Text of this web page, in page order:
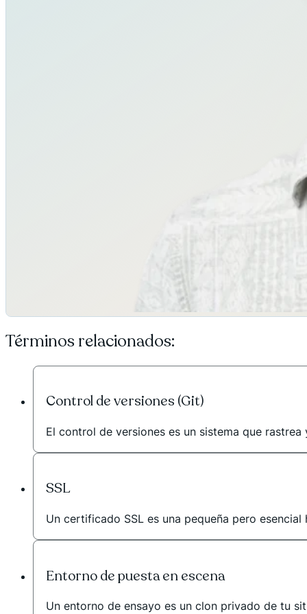
Términos relacionados:
Control de versiones (Git)
El control de versiones es un sistema que
SSL
Un certificado SSL es una pequeña pero
Entorno de puesta en escena
Un entorno de ensayo es un clon privado de tu